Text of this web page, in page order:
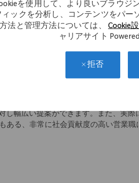
を使用して、より良いブラウジ
ィックを分析し、コンテンツをパー
法と管理方法については、Cookie
ャリアサイト
拒否
いただけます。
材を使用した座学、先輩社員の同行
キル研修など
の会社で、整形のドクターで知らな
です。
し幅広い提案ができます。また、実際
る、非常に社会貢献度の高い営業職